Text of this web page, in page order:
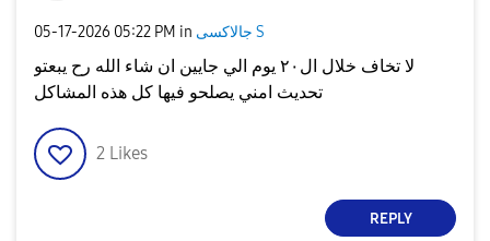
‎05-17-2026 05:22 PM in جالاكسى S
لا تخاف خلال ال٢٠ يوم الي جايين ان شاء الله رح يبعتو
تحديث امني يصلحو فيها كل هذه المشاكل
2 Likes
REPLY